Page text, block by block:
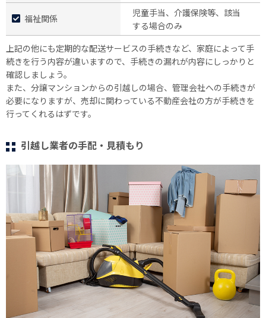
福祉関係
児童手当、介護保険等、該当
する場合のみ
上記の他にも定期的な配送サービスの手続きなど、家庭によって手
続きを行う内容が違いますので、手続きの漏れが内容にしっかりと
確認しましょう。
また、分譲マンションからの引越しの場合、管理会社への手続きが
必要になりますが、売却に関わっている不動産会社の方が手続きを
行ってくれるはずです。
引越し業者の手配・見積もり